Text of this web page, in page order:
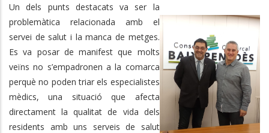
Un dels punts destacats va ser la
problemàtica relacionada amb el
servei de salut i la manca de metges.
Es va posar de manifest que molts
veïns no s’empadronen a la comarca
perquè no poden triar els especialistes
mèdics, una situació que afecta
directament la qualitat de vida dels
residents amb uns serveis de salut